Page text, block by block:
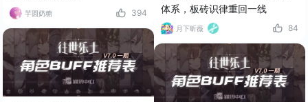
芋圆奶糖 394
体系，板砖识律重回一线
月下昕薇 84